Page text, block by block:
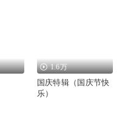
1.6万
国庆特辑（国庆节快
乐）